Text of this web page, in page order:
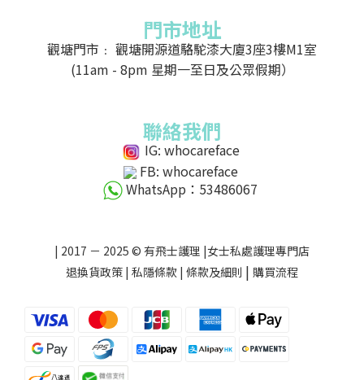
門市地址
觀塘門市﹕ 觀塘開源道駱駝漆大廈3座3樓M1室
(11am - 8pm 星期一至日及公眾假期）
聯絡我們
IG: whocareface
FB: whocareface
WhatsApp：53486067
| 2017 － 2025 © 有飛士護理 |女士私處護理專門店
退換貨政策 | 私隱條款 | 條款及細則 | 購買流程